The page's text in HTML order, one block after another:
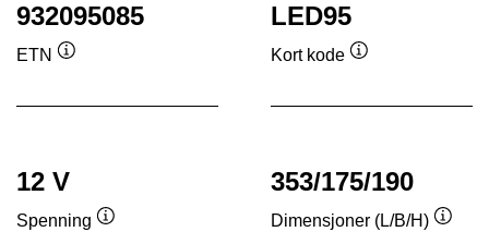
932095085
ETN
LED95
Kort kode
12 V
Spenning
353/175/190
Dimensjoner (L/B/H)